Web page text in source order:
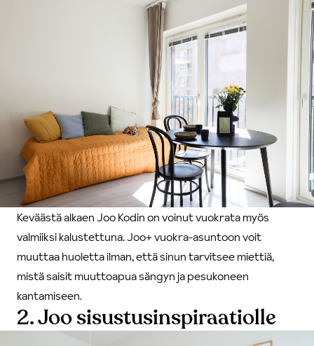
Keväästä alkaen Joo Kodin on voinut vuokrata myös
valmiiksi kalustettuna.Joo+ vuokra-asuntoonvoit
muuttaa huoletta ilman, että sinun tarvitsee miettiä,
mistä saisit muuttoapua sängyn ja pesukoneen
kantamiseen.
2. Joo sisustusinspiraatiolle